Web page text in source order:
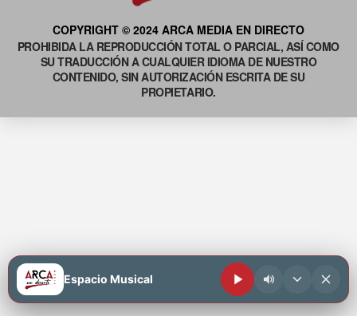
COPYRIGHT © 2024 ARCA MEDIA EN DIRECTO
PROHIBIDA LA REPRODUCCIÓN TOTAL O PARCIAL, ASÍ COMO
SU TRADUCCIÓN A CUALQUIER IDIOMA DE NUESTRO
CONTENIDO, SIN AUTORIZACIÓN ESCRITA DE SU
PROPIETARIO.
Espacio Musical